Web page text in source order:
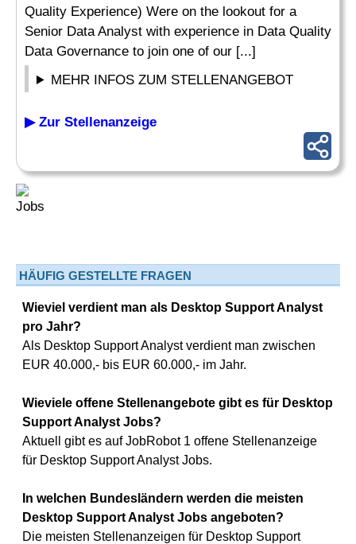
Quality Experience) Were on the lookout for a
Senior Data Analyst with experience in Data Quality
Data Governance to join one of our [...]
MEHR INFOS ZUM STELLENANGEBOT
▶ Zur Stellenanzeige
HÄUFIG GESTELLTE FRAGEN
Wieviel verdient man als Desktop Support Analyst
pro Jahr?
Als Desktop Support Analyst verdient man zwischen
EUR 40.000,- bis EUR 60.000,- im Jahr.
Wieviele offene Stellenangebote gibt es für Desktop
Support Analyst Jobs?
Aktuell gibt es auf JobRobot 1 offene Stellenanzeige
für Desktop Support Analyst Jobs.
In welchen Bundesländern werden die meisten
Desktop Support Analyst Jobs angeboten?
Die meisten Stellenanzeigen für Desktop Support